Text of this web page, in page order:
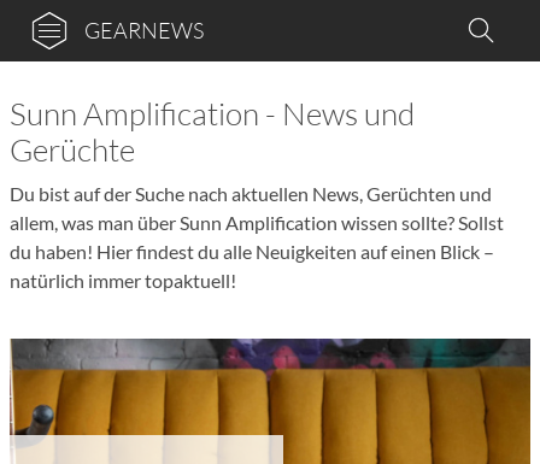
GEARNEWS
Sunn Amplification - News und
Gerüchte
Du bist auf der Suche nach aktuellen News, Gerüchten und
allem, was man über Sunn Amplification wissen sollte? Sollst
du haben! Hier findest du alle Neuigkeiten auf einen Blick –
natürlich immer topaktuell!